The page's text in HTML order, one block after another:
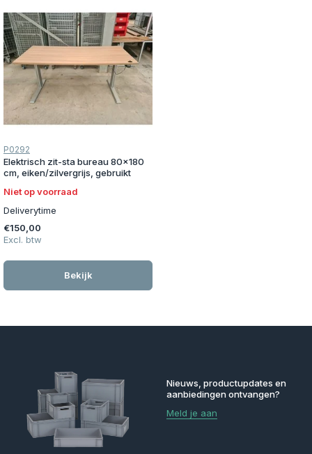
P0292
Elektrisch zit-sta bureau 80x180
cm, eiken/zilvergrijs, gebruikt
Niet op voorraad
Deliverytime
€150,00
Excl. btw
Bekijk
Nieuws, productupdates en
aanbiedingen ontvangen?
Meld je aan